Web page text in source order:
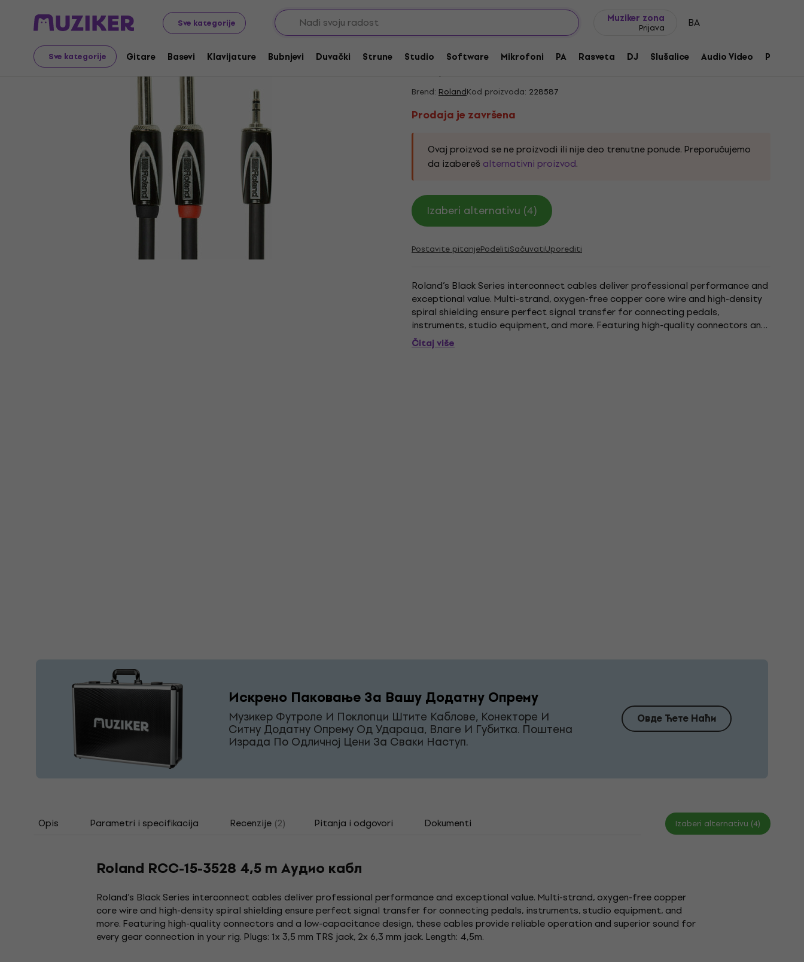
Sve kategorije
Muziker zona
Prijava BA
Sve kategorije Gitare Basevi Klavijature Bubnjevi Duvački Strune Studio Software Mikrofoni PA Rasveta DJ Slušalice Audio Video Pribor
Muzički instrumenti Pribor Kablovi, konektori i adapteri Kompletni kablovi
Prodaja je završena
Prodaja je završena
Roland RCC-15-3528 4,5 m Аудио кабл
Brend: RolandKod proizvoda: 228587
Prodaja je završena
Ovaj proizvod se ne proizvodi ili nije deo trenutne ponude. Preporučujemo
da izabereš alternativni proizvod.
Izaberi alternativu (4)
Postavite pitanjePodelitiSačuvatiUporediti
Roland’s Black Series interconnect cables deliver professional performance and
exceptional value. Multi-strand, oxygen-free copper core wire and high-density
spiral shielding ensure perfect signal transfer for connecting pedals,
instruments, studio equipment, and more. Featuring high-quality connectors and
a low-capacitance design, these cables...
Čitaj više
Искрено Паковање За Вашу Додатну Опрему
Музикер Футроле И Поклопци Штите Каблове, Конекторе И
Ситну Додатну Опрему Од Удараца, Влаге И Губитка. Поштена
Израда По Одличној Цени За Сваки Наступ.
Овде Ћете Наћи
Opis Parametri i specifikacija Recenzije (2) Pitanja i odgovori Dokumenti Izaberi alternativu (4)
Roland RCC-15-3528 4,5 m Аудио кабл
Roland’s Black Series interconnect cables deliver professional performance and exceptional value. Multi-strand, oxygen-free copper
core wire and high-density spiral shielding ensure perfect signal transfer for connecting pedals, instruments, studio equipment, and
more. Featuring high-quality connectors and a low-capacitance design, these cables provide reliable operation and superior sound for
every gear connection in your rig. Plugs: 1x 3,5 mm TRS jack, 2x 6,3 mm jack. Length: 4,5m.